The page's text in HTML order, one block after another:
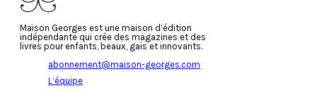
Maison Georges est une maison d’édition
indépendante qui crée des magazines et des
livres pour enfants, beaux, gais et innovants.
abonnement@maison-georges.com
L’équipe